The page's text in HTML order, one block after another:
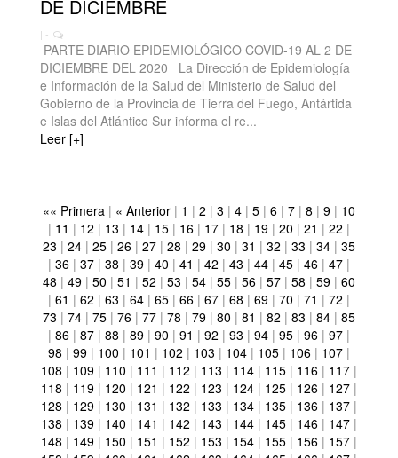
DE DICIEMBRE
| -
PARTE DIARIO EPIDEMIOLÓGICO COVID-19 AL 2 DE
DICIEMBRE DEL 2020 La Dirección de Epidemiología
e Información de la Salud del Ministerio de Salud del
Gobierno de la Provincia de Tierra del Fuego, Antártida
e Islas del Atlántico Sur informa el re...
Leer [+]
«« Primera | « Anterior | 1 | 2 | 3 | 4 | 5 | 6 | 7 | 8 | 9 | 10
| 11 | 12 | 13 | 14 | 15 | 16 | 17 | 18 | 19 | 20 | 21 | 22 |
23 | 24 | 25 | 26 | 27 | 28 | 29 | 30 | 31 | 32 | 33 | 34 | 35
| 36 | 37 | 38 | 39 | 40 | 41 | 42 | 43 | 44 | 45 | 46 | 47 |
48 | 49 | 50 | 51 | 52 | 53 | 54 | 55 | 56 | 57 | 58 | 59 | 60
| 61 | 62 | 63 | 64 | 65 | 66 | 67 | 68 | 69 | 70 | 71 | 72 |
73 | 74 | 75 | 76 | 77 | 78 | 79 | 80 | 81 | 82 | 83 | 84 | 85
| 86 | 87 | 88 | 89 | 90 | 91 | 92 | 93 | 94 | 95 | 96 | 97 |
98 | 99 | 100 | 101 | 102 | 103 | 104 | 105 | 106 | 107 |
108 | 109 | 110 | 111 | 112 | 113 | 114 | 115 | 116 | 117 |
118 | 119 | 120 | 121 | 122 | 123 | 124 | 125 | 126 | 127 |
128 | 129 | 130 | 131 | 132 | 133 | 134 | 135 | 136 | 137 |
138 | 139 | 140 | 141 | 142 | 143 | 144 | 145 | 146 | 147 |
148 | 149 | 150 | 151 | 152 | 153 | 154 | 155 | 156 | 157 |